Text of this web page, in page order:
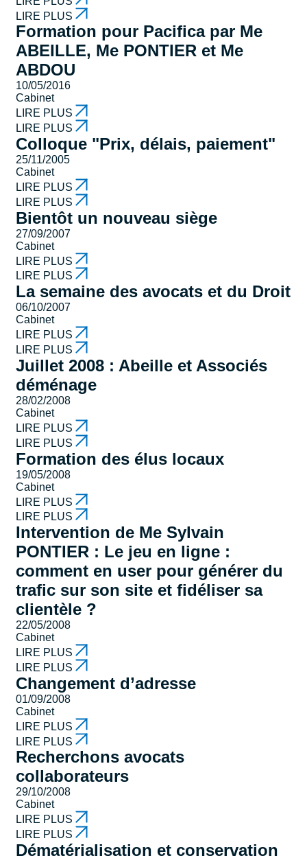
LIRE PLUS
Formation pour Pacifica par Me
ABEILLE, Me PONTIER et Me
ABDOU
10/05/2016
Cabinet
LIRE PLUS
LIRE PLUS
Colloque "Prix, délais, paiement"
25/11/2005
Cabinet
LIRE PLUS
LIRE PLUS
Bientôt un nouveau siège
27/09/2007
Cabinet
LIRE PLUS
LIRE PLUS
La semaine des avocats et du Droit
06/10/2007
Cabinet
LIRE PLUS
LIRE PLUS
Juillet 2008 : Abeille et Associés
déménage
28/02/2008
Cabinet
LIRE PLUS
LIRE PLUS
Formation des élus locaux
19/05/2008
Cabinet
LIRE PLUS
LIRE PLUS
Intervention de Me Sylvain
PONTIER : Le jeu en ligne :
comment en user pour générer du
trafic sur son site et fidéliser sa
clientèle ?
22/05/2008
Cabinet
LIRE PLUS
LIRE PLUS
Changement d’adresse
01/09/2008
Cabinet
LIRE PLUS
LIRE PLUS
Recherchons avocats
collaborateurs
29/10/2008
Cabinet
LIRE PLUS
LIRE PLUS
Dématérialisation et conservation